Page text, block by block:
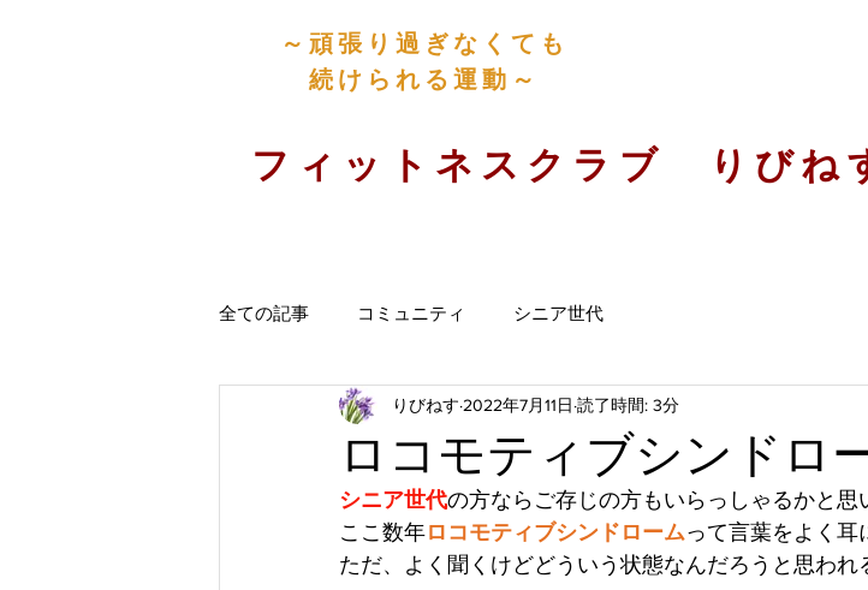
​～頑張り過ぎなくても
続けられる運動～​
フィットネスクラブ りびね
全ての記事 コミュニティ シニア世代
ロコモティブシンドロ
りびねす 2022年7月11日 読了時間: 3分
シニア世代の方ならご存じの方もいらっしゃるかと思
ここ数年ロコモティブシンドロームって言葉をよく耳
ただ、よく聞くけどどういう状態なんだろうと思われ